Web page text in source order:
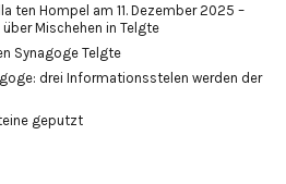
ten Hompel am 11. Dezember 2025 –
Mischehen in Telgte
Synagoge Telgte
drei Informationsstelen werden der
geputzt